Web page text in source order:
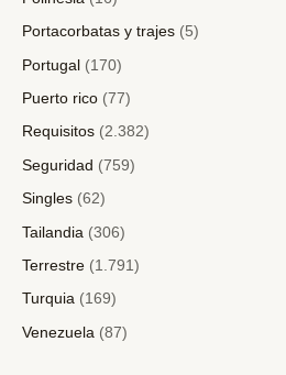
Portacorbatas y trajes (5)
Portugal (170)
Puerto rico (77)
Requisitos (2.382)
Seguridad (759)
Singles (62)
Tailandia (306)
Terrestre (1.791)
Turquia (169)
Venezuela (87)